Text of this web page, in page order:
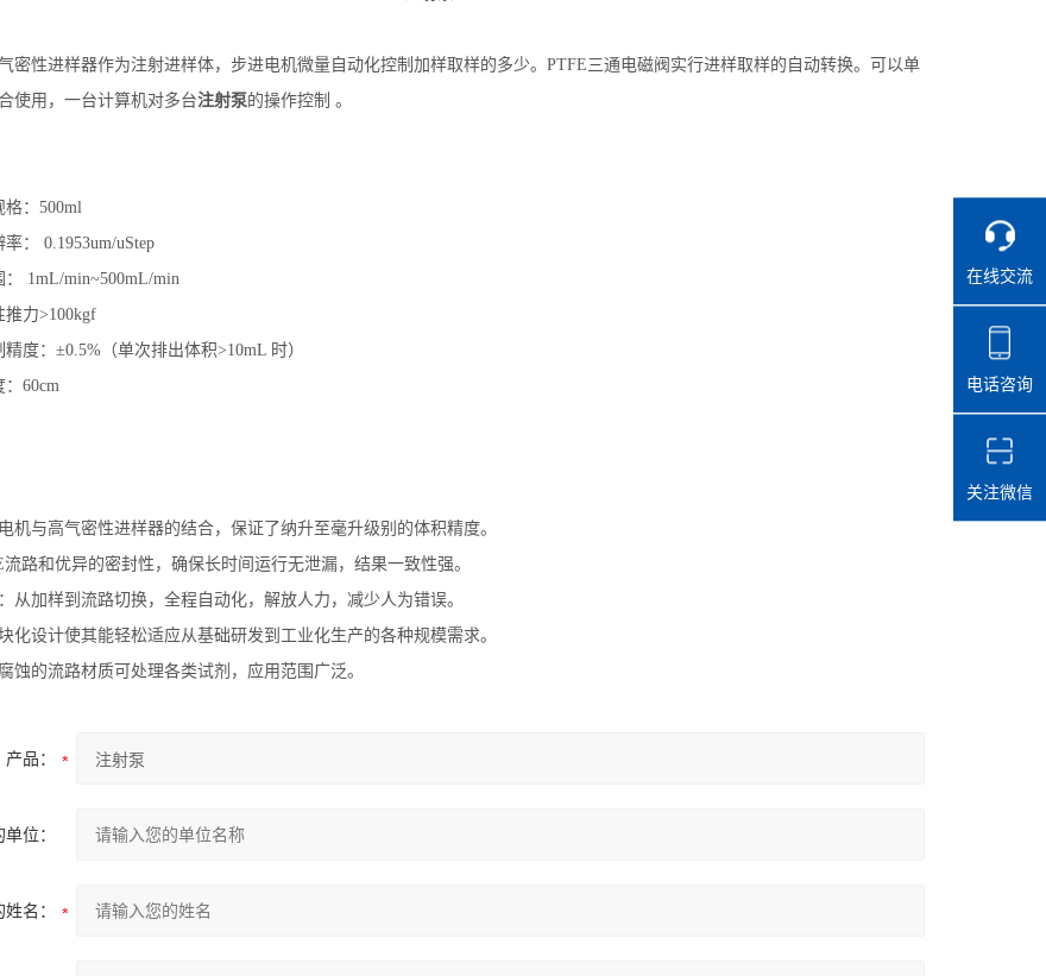
密性进样器作为注射进样体，步进电机微量自动化控制加样取样的多少。PTFE三通电磁阀实行进样取样的自动转换。可以单
使用，一台计算机对多台注射泵的操作控制 。
格：500ml
： 0.1953um/uStep
： 1mL/min~500mL/min
推力>100kgf
度：±0.5%（单次排出体积>10mL 时）
60cm
机与高气密性进样器的结合，保证了纳升至毫升级别的体积精度。
流路和优异的密封性，确保长时间运行无泄漏，结果一致性强。
从加样到流路切换，全程自动化，解放人力，减少人为错误。
化设计使其能轻松适应从基础研发到工业化生产的各种规模需求。
蚀的流路材质可处理各类试剂，应用范围广泛。
产品：
位：
名：
在线交流
电话咨询
关注微信